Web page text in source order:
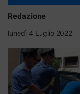
Redazione
lunedì 4 Luglio 2022